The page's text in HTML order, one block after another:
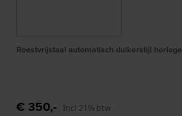
Roestvrijstaal automatisch duikerstijl horloge
€ 350,- Incl 21% btw